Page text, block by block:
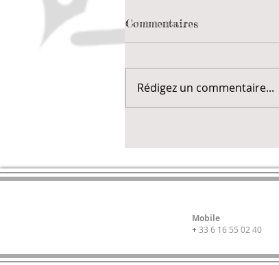
Commentaires
Rédigez un commentaire...
Mobile
+33 6 16 55 02 40